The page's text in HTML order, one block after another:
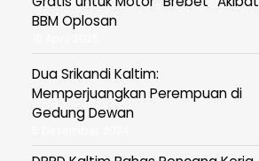
BBM Oplosan
Dua Srikandi Kaltim:
Memperjuangkan Perempuan di
Gedung Dewan